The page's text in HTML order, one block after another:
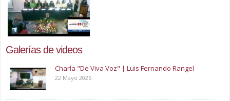
Galerías de videos
Charla "De Viva Voz" | Luis Fernando Rangel
22 Mayo 2026